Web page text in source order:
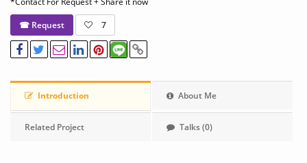
☎ Request
7
Introduction About Me
Related Project Talks (0)